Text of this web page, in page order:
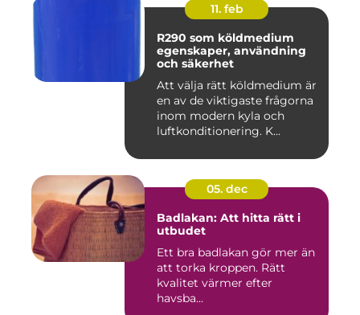
11. feb
R290 som köldmedium
egenskaper, användning
och säkerhet
Att välja rätt köldmedium är
en av de viktigaste frågorna
inom modern kyla och
luftkonditionering. K...
05. dec
Badlakan: Att hitta rätt i
utbudet
Ett bra badlakan gör mer än
att torka kroppen. Rätt
kvalitet värmer efter
havsba...